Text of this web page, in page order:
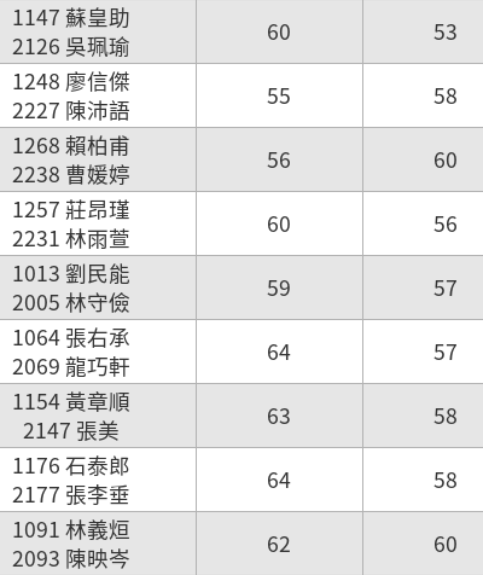
1147 蘇皇助
2126 吳珮瑜
60 53
1248 廖信傑
2227 陳沛語
55 58
1268 賴柏甫
2238 曹媛婷
56 60
1257 莊昂瑾
2231 林雨萱
60 56
1013 劉民能
2005 林守儉
59 57
1064 張右承
2069 龍巧軒
64 57
1154 黃章順
2147 張美
63 58
1176 石泰郎
2177 張李垂
64 58
1091 林義烜
2093 陳映岑
62 60